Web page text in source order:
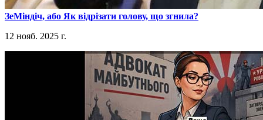
​ЗеМіндіч, або Як відрізати голову, що згнила?
12 нояб. 2025 г.